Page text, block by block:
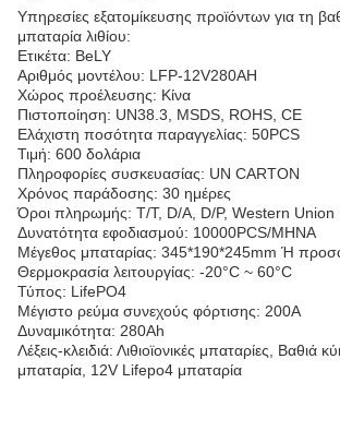
Υπηρεσίες εξατομίκευσης προϊόντων για τη
μπαταρία λιθίου:
Ετικέτα: BeLY
Αριθμός μοντέλου: LFP-12V280AH
Χώρος προέλευσης: Κίνα
Πιστοποίηση: UN38.3, MSDS, ROHS, CE
Ελάχιστη ποσότητα παραγγελίας: 50PCS
Τιμή: 600 δολάρια
Πληροφορίες συσκευασίας: UN CARTON
Χρόνος παράδοσης: 30 ημέρες
Όροι πληρωμής: T/T, D/A, D/P, Western Union
Δυνατότητα εφοδιασμού: 10000PCS/ΜΗΝΑ
Μέγεθος μπαταρίας: 345*190*245mm Ή
Θερμοκρασία λειτουργίας: -20°C ~ 60°C
Τύπος: LifePO4
Μέγιστο ρεύμα συνεχούς φόρτισης: 200A
Δυναμικότητα: 280Ah
Λέξεις-κλειδιά: Λιθιοϊονικές μπαταρίες, Βαθιά
μπαταρία, 12V Lifepo4 μπαταρία